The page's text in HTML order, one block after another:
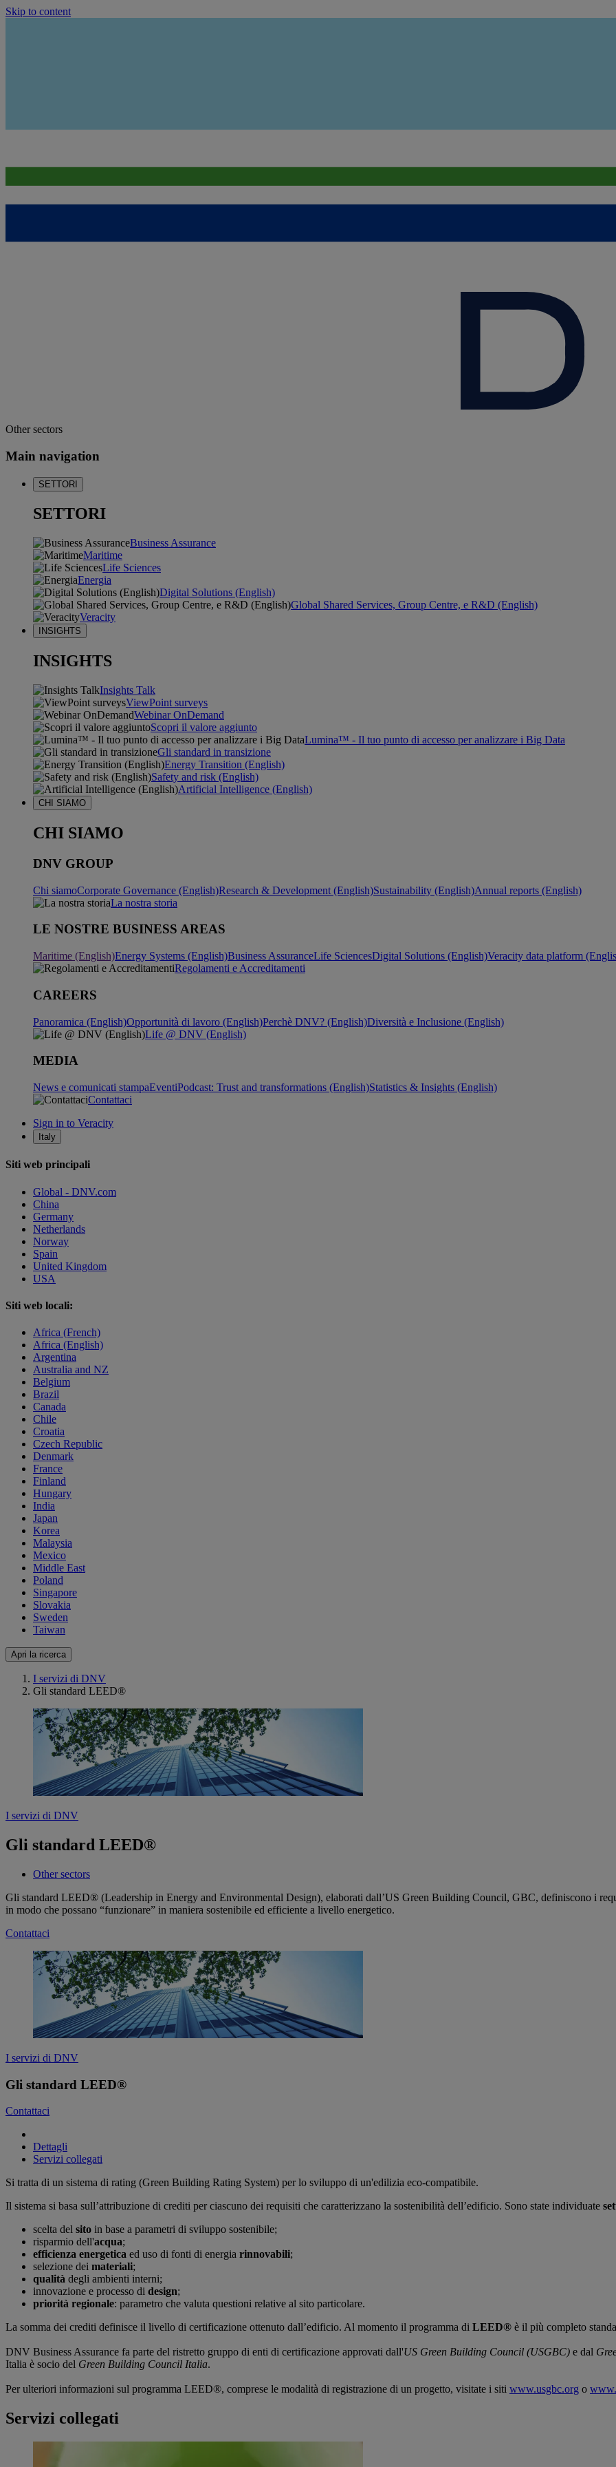
Skip to content
Other sectors
Main navigation
SETTORI
SETTORI
Business Assurance
Maritime
Life Sciences
Energia
Digital Solutions (English)
Global Shared Services, Group Centre, e R&D (English)
Veracity
INSIGHTS
INSIGHTS
Insights Talk
ViewPoint surveys
Webinar OnDemand
Scopri il valore aggiunto
Lumina™ - Il tuo punto di accesso per analizzare i Big Data
Gli standard in transizione
Energy Transition (English)
Safety and risk (English)
Artificial Intelligence (English)
CHI SIAMO
CHI SIAMO
DNV GROUP
Chi siamoCorporate Governance (English)Research & Development (English)Sustainability (English)Annual reports (English)
La nostra storia
LE NOSTRE BUSINESS AREAS
Maritime (English)Energy Systems (English)Business AssuranceLife SciencesDigital Solutions (English)Veracity data platform
Regolamenti e Accreditamenti
CAREERS
Panoramica (English)Opportunità di lavoro (English)Perchè DNV? (English)Diversità e Inclusione (English)
Life @ DNV (English)
MEDIA
News e comunicati stampaEventiPodcast: Trust and transformations (English)Statistics & Insights (English)
Contattaci
Sign in to Veracity
Italy
Siti web principali
Global - DNV.com
China
Germany
Netherlands
Norway
Spain
United Kingdom
USA
Siti web locali:
Africa (French)
Africa (English)
Argentina
Australia and NZ
Belgium
Brazil
Canada
Chile
Croatia
Czech Republic
Denmark
France
Finland
Hungary
India
Japan
Korea
Malaysia
Mexico
Middle East
Poland
Singapore
Slovakia
Sweden
Taiwan
Apri la ricerca
I servizi di DNV
Gli standard LEED®
I servizi di DNV
Gli standard LEED®
Other sectors
Gli standard LEED® (Leadership in Energy and Environmental Design), elaborati dall’US Green Building Council, GBC, definiscono i
in modo che possano “funzionare” in maniera sostenibile ed efficiente a livello energetico.
Contattaci
I servizi di DNV
Gli standard LEED®
Contattaci
Dettagli
Servizi collegati
Si tratta di un sistema di rating (Green Building Rating System) per lo sviluppo di un'edilizia eco-compatibile.
Il sistema si basa sull’attribuzione di crediti per ciascuno dei requisiti che caratterizzano la sostenibilità dell’edificio. Sono state individuate
scelta del sito in base a parametri di sviluppo sostenibile;
risparmio dell'acqua;
efficienza energetica ed uso di fonti di energia rinnovabili;
selezione dei materiali;
qualità degli ambienti interni;
innovazione e processo di design;
priorità regionale: parametro che valuta questioni relative al sito particolare.
La somma dei crediti definisce il livello di certificazione ottenuto dall’edificio. Al momento il programma di LEED® è il più completo
DNV Business Assurance fa parte del ristretto gruppo di enti di certificazione approvati dall'US Green Building Council (USGBC) e dal
Italia è socio del Green Building Council Italia.
Per ulteriori informazioni sul programma LEED®, comprese le modalità di registrazione di un progetto, visitate i siti www.usgbc.org o
Servizi collegati